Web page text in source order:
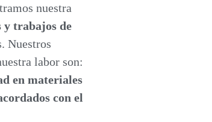
nuestra
y trabajos de
Nuestros
labor son:
en materiales
con el